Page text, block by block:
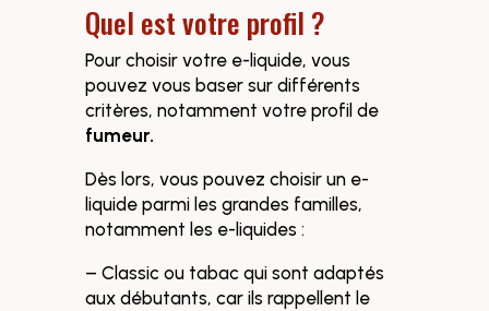
Quel est votre profil ?
Pour choisir votre e-liquide, vous
pouvez vous baser sur différents
critères, notamment votre profil de
fumeur.
Dès lors, vous pouvez choisir un e-
liquide parmi les grandes familles,
notamment les e-liquides :
– Classic ou tabac qui sont adaptés
aux débutants, car ils rappellent le